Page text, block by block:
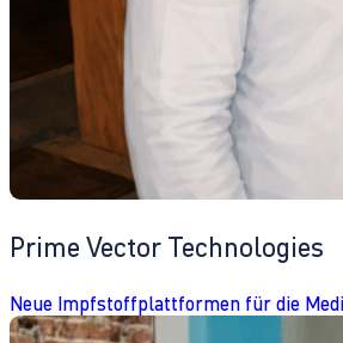
Prime Vector Technologies
Neue Impfstoffplattformen für die